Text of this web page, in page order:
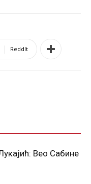
ReddIt
Вео Сабине